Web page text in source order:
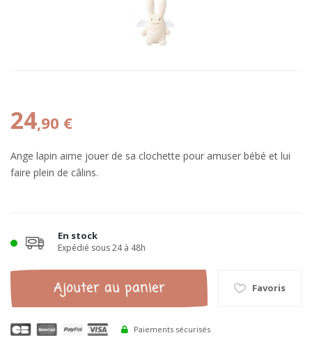
24,90 €
Ange lapin aime jouer de sa clochette pour amuser bébé et lui
faire plein de câlins.
En stock
Expédié sous 24 à 48h
Ajouter au panier Favoris
Paiements sécurisés